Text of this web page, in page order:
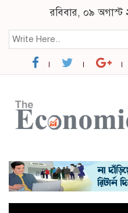
রবিবার, ০৯